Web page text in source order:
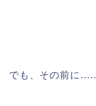
でも、その前に